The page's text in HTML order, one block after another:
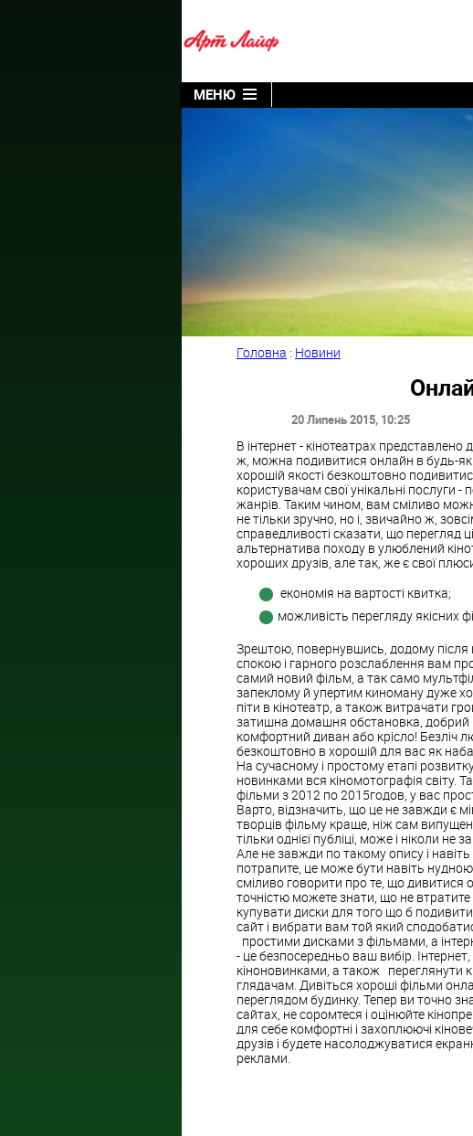
МЕНЮ
Головна : Новини
20 Липень 2015, 10:25
В інтернет - кінотеатрах представлено
ж, можна подивитися онлайн в будь-
хорошій якості безкоштовно
користувачам свої унікальні послуги -
жанрів. Таким чином, вам сміливо
не тільки зручно, но і, звичайно ж,
справедливості сказати, що перегляд
альтернатива походу в улюблений
хороших друзів, але так, же є свої
економія на вартості квитка;
можливість перегляду якісних
Зрештою, повернувшись, додому
спокою і гарного розслаблення вам
самий новий фільм, а так само
запеклому й упертим киноману дуже
піти в кінотеатр, а також витрачати
затишна домашня обстановка, добрий
комфортний диван або крісло! Безліч
безкоштовно в хорошій для вас як
На сучасному і простому етапі
новинками вся кіномотографія світу.
фільми з 2012 по 2015годов, у вас
Варто, відзначить, що це не завжди є
творців фільму краще, ніж сам
тільки однієї публіці, може і ніколи не
Але не завжди по такому опису і
потрапите, це може бути навіть
сміливо говорити про те, що дивитися
точністю можете знати, що не
купувати диски для того що б
сайт і вибрати вам той який
простими дисками з фільмами, а
- це безпосередньо ваш вибір.
кіноновинками, а також переглянути
глядачам. Дивіться хороші фільми
переглядом будинку. Тепер ви точно
сайтах, не соромтеся і оцінюйте
для себе комфортні і захоплюючі
друзів і будете насолоджуватися
реклами.